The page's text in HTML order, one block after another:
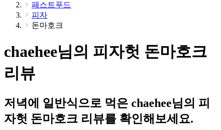
패스트푸드
피자
돈마호크
chaehee님의 피자헛 돈마호크
리뷰
저녁에 일반식으로 먹은 chaehee님의 피
자헛 돈마호크 리뷰를 확인해보세요.